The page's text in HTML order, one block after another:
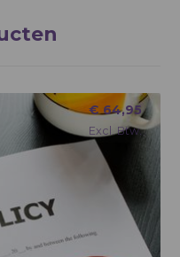
€64,95
Excl. Btw.